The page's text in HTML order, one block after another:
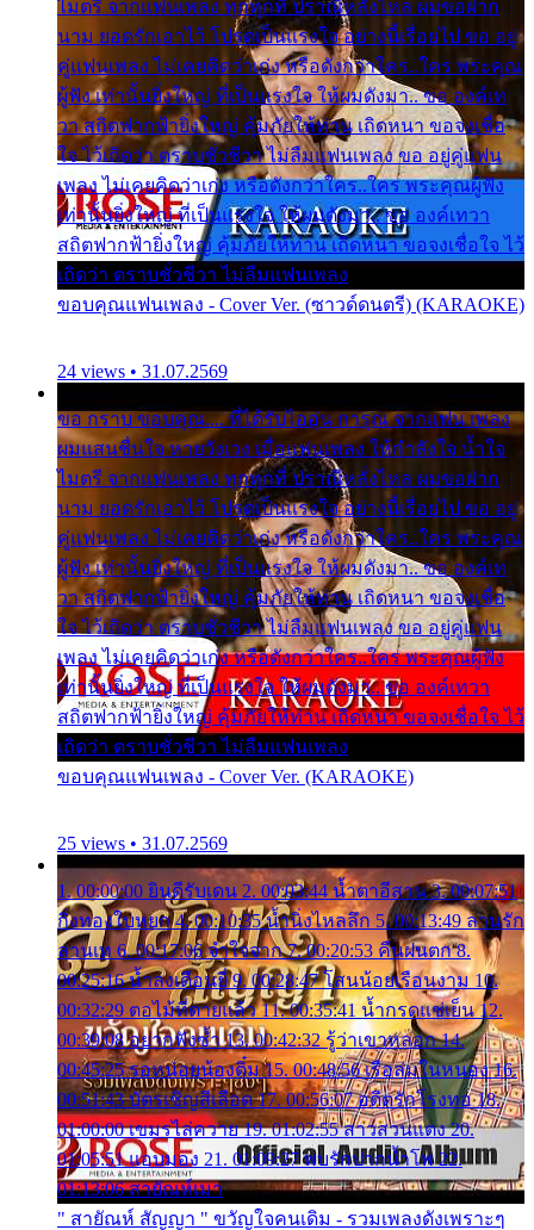
ไมตรี จากแฟนเพลง ทุกทุกที่ ปราณีหลั่งไหล ผมขอฝาก
นาม ยอดรักเอาไว้ โปรดเป็นแรงใจ อย่างนี้เรื่อยไป ขอ อยู่
คู่แฟนเพลง ไม่เคยคิดว่าเก่ง หรือดังกว่าใคร..ใคร พระคุณ
ผู้ฟัง เท่านั้นยิ่งใหญ่ ที่เป็นแรงใจ ให้ผมดังมา.. ขอ องค์เท
วา สถิตฟากฟ้ายิ่งใหญ่ คุ้มภัยให้ท่าน เถิดหนา ขอจงเชื่อ
ใจ ไว้เถิดว่า ตราบชั่วชีวา ไม่ลืมแฟนเพลง ขอ อยู่คู่แฟน
เพลง ไม่เคยคิดว่าเก่ง หรือดังกว่าใคร..ใคร พระคุณผู้ฟัง
เท่านั้นยิ่งใหญ่ ที่เป็นแรงใจ ให้ผมดังมา.. ขอ องค์เทวา
สถิตฟากฟ้ายิ่งใหญ่ คุ้มภัยให้ท่าน เถิดหนา ขอจงเชื่อใจ ไว้
เถิดว่า ตราบชั่วชีวา ไม่ลืมแฟนเพลง
ขอบคุณแฟนเพลง - Cover Ver. (ซาวด์ดนตรี) (KARAOKE)
24 views • 31.07.2569
ขอ กราบ ขอบคุณ.... ที่ได้รับไออุ่น การุณ จากแฟน เพลง
ผมแสนชื่นใจ หายวังเวง เมื่อแฟนเพลง ให้กำลังใจ น้ำใจ
ไมตรี จากแฟนเพลง ทุกทุกที่ ปราณีหลั่งไหล ผมขอฝาก
นาม ยอดรักเอาไว้ โปรดเป็นแรงใจ อย่างนี้เรื่อยไป ขอ อยู่
คู่แฟนเพลง ไม่เคยคิดว่าเก่ง หรือดังกว่าใคร..ใคร พระคุณ
ผู้ฟัง เท่านั้นยิ่งใหญ่ ที่เป็นแรงใจ ให้ผมดังมา.. ขอ องค์เท
วา สถิตฟากฟ้ายิ่งใหญ่ คุ้มภัยให้ท่าน เถิดหนา ขอจงเชื่อ
ใจ ไว้เถิดว่า ตราบชั่วชีวา ไม่ลืมแฟนเพลง ขอ อยู่คู่แฟน
เพลง ไม่เคยคิดว่าเก่ง หรือดังกว่าใคร..ใคร พระคุณผู้ฟัง
เท่านั้นยิ่งใหญ่ ที่เป็นแรงใจ ให้ผมดังมา.. ขอ องค์เทวา
สถิตฟากฟ้ายิ่งใหญ่ คุ้มภัยให้ท่าน เถิดหนา ขอจงเชื่อใจ ไว้
เถิดว่า ตราบชั่วชีวา ไม่ลืมแฟนเพลง
ขอบคุณแฟนเพลง - Cover Ver. (KARAOKE)
25 views • 31.07.2569
1. 00:00:00 ยินดีรับเดน 2. 00:03:44 น้ำตาอีสาน 3. 00:07:51
กิ่งทองใบหยก 4. 00:10:35 น้ำนิ่งไหลลึก 5. 00:13:49 ลานรัก
ลานเท 6. 00:17:06 จำใจจาก 7. 00:20:53 คืนฝนตก 8.
00:25:16 น้ำลงเดือนยี่ 9. 00:28:47 โสนน้อยเรือนงาม 10.
00:32:29 ตอไม้ที่ตายแล้ว 11. 00:35:41 น้ำกรดแช่เย็น 12.
00:39:08 อยากฟังซ้ำ 13. 00:42:32 รู้ว่าเขาหลอก 14.
00:45:25 รอหน่อยน้องติ๋ม 15. 00:48:56 เรือล่มในหนอง 16.
00:51:43 บัตรเชิญสีเลือด 17. 00:56:07 อดีตรักโรงทอ 18.
01:00:00 เขมรไล่ควาย 19. 01:02:55 สาวสวนแตง 20.
01:05:51 แอบมอง 21. 01:09:27 พบรักปากน้ำโพ 22.
01:13:06 สายัณห์เมา
" สายัณห์ สัญญา " ขวัญใจคนเดิม - รวมเพลงดังเพราะๆ